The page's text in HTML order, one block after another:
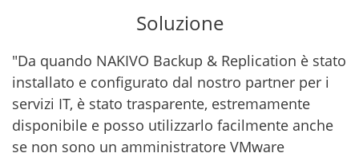
Soluzione
"Da quando NAKIVO Backup & Replication è stato
installato e configurato dal nostro partner per i
servizi IT, è stato trasparente, estremamente
disponibile e posso utilizzarlo facilmente anche
se non sono un amministratore VMware